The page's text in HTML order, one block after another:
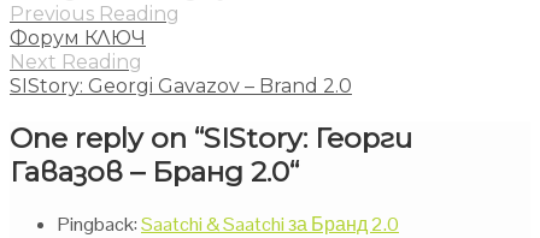
Previous Reading
Форум КЛЮЧ
Next Reading
SIStory: Georgi Gavazov – Brand 2.0
One reply on “SIStory: Георги
Гавазов – Бранд 2.0“
Pingback:Saatchi & Saatchi за Бранд 2.0